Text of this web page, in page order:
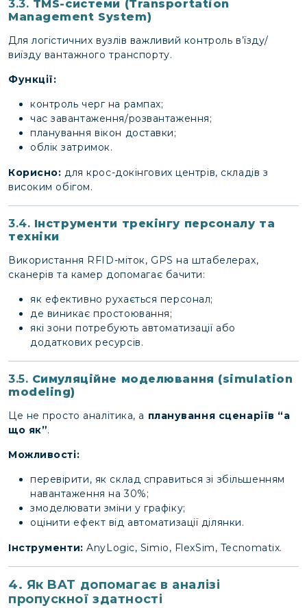
3.3. TMS-системи (Transportation
Management System)
Для логістичних вузлів важливий контроль в’їзду/
виїзду вантажного транспорту.
Функції:
контроль черг на рампах;
час завантаження/розвантаження;
планування вікон доставки;
облік затримок.
Корисно: для крос-докінгових центрів, складів з
високим обігом.
3.4. Інструменти трекінгу персоналу та
техніки
Використання RFID-міток, GPS на штабелерах,
сканерів та камер допомагає бачити:
як ефективно рухається персонал;
де виникає простоювання;
які зони потребують автоматизації або
додаткових ресурсів.
3.5. Симуляційне моделювання (simulation
modeling)
Це не просто аналітика, а планування сценаріїв “а
що як”.
Можливості:
перевірити, як склад справиться зі збільшенням
навантаження на 30%;
змоделювати зміни у графіку;
оцінити ефект від автоматизації ділянки.
Інструменти: AnyLogic, Simio, FlexSim, Tecnomatix.
4. Як BAT допомагає в аналізі
пропускної здатності